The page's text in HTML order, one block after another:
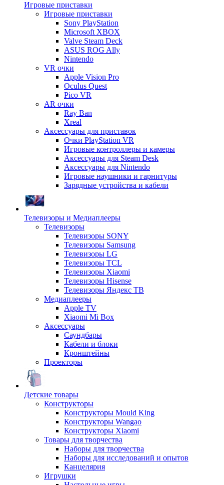
Игровые приставки
Игровые приставки
Sony PlayStation
Microsoft XBOX
Valve Steam Deck
ASUS ROG Ally
Nintendo
VR очки
Apple Vision Pro
Oculus Quest
Pico VR
AR очки
Ray Ban
Xreal
Аксессуары для приставок
Очки PlayStation VR
Игровые контроллеры и камеры
Аксессуары для Steam Desk
Аксессуары для Nintendo
Игровые наушники и гарнитуры
Зарядные устройства и кабели
Телевизоры и Медиаплееры
Телевизоры
Телевизоры SONY
Телевизоры Samsung
Телевизоры LG
Телевизоры TCL
Телевизоры Xiaomi
Телевизоры Hisense
Телевизоры Яндекс ТВ
Медиаплееры
Apple TV
Xiaomi Mi Box
Аксессуары
Саундбары
Кабели и блоки
Кронштейны
Проекторы
Детские товары
Конструкторы
Конструкторы Mould King
Конструкторы Wangao
Конструкторы Xiaomi
Товары для творчества
Наборы для творчества
Наборы для исследований и опытов
Канцелярия
Игрушки